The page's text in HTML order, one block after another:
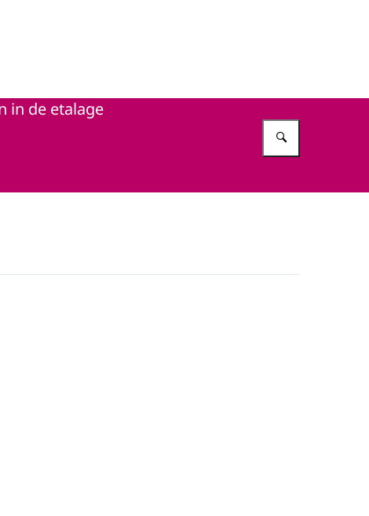
in de etalage